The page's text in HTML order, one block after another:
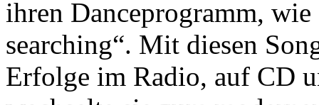
ihren Danceprogramm,
searching“. Mit diesen
Erfolge im Radio, auf CD